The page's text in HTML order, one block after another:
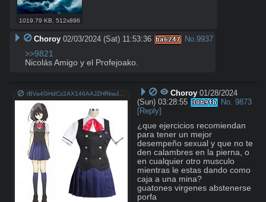
1019.79 KB ,512x896
Choroy 02/03/2024 (Sat) 11:53:36 ba6247 No. 9937
>>9821
Nicolás Amigo y el Profejoako.
Choroy 01/28/2024
(Sun) 03:28:55 30b9fb No. 9873
[Reply]
¿que ejercicios recomiendan
para tener un mejor
desempeño sexual y que no te
den calambres en la pierna, o
en cualquier otro musculo
mientras le estas dando como
caja a una mina?
guatones virgenes abstenerse
porfa